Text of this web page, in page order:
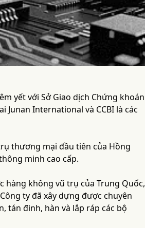
yết với Sở Giao dịch Chứng khoán
International và CCBI là các
thương mại đầu tiên của Hồng
minh cao cấp.
hàng không vũ trụ của Trung Quốc,
ty đã xây dựng được chuyên
tán đinh, hàn và lắp ráp các bộ